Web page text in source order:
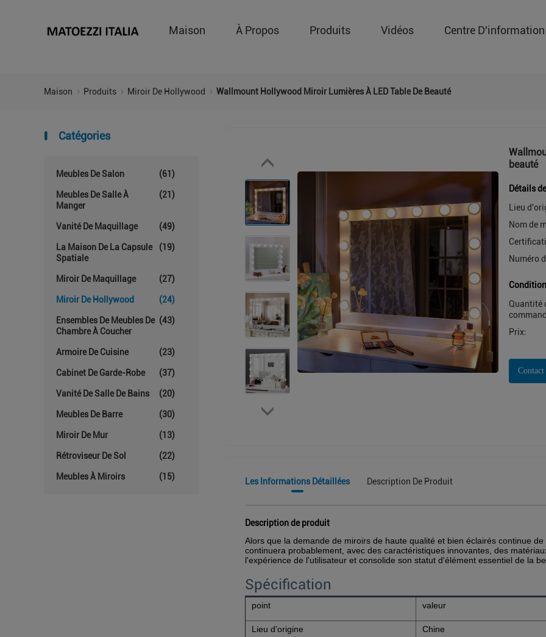
Maison À Propos Produits Vidéos Centre D'information
Maison Produits Miroir De Hollywood Wallmount Hollywood Miroir Lumières À LED Table De Beauté
Catégories
Meubles De Salon (61)
Meubles De Salle À
Manger
(21)
Vanité De Maquillage (49)
La Maison De La Capsule
Spatiale
(19)
Miroir De Maquillage (27)
Miroir De Hollywood (24)
Ensembles De Meubles De
Chambre À Coucher
(43)
Armoire De Cuisine (23)
Cabinet De Garde-Robe (37)
Vanité De Salle De Bains (20)
Meubles De Barre (30)
Miroir De Mur (13)
Rétroviseur De Sol (22)
Meubles À Miroirs (15)
beauté
Détails
Lieu
Nom de
Numéro
Quantité
Prix:
Les Informations Détaillées Description De Produit
Description de produit
Alors que la demande de miroirs de haute qualité et bien éclairés continue
continuera probablement, avec des caractéristiques innovantes, des
l'expérience de l'utilisateur et consolide son statut d'élément essentiel de la
Spécification
point valeur
Lieu d'origine Chine